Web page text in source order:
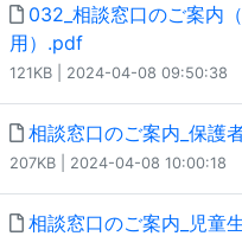
032_相談窓口のご案内
用）.pdf
121KB | 2024-04-08 09:50:38
相談窓口のご案内_保護
207KB | 2024-04-08 10:00:18
相談窓口のご案内_児童